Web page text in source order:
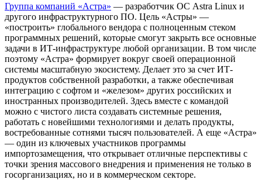
Группа компаний «Астра» — разработчик ОС Astra Linux и
другого инфраструктурного ПО. Цель «Астры» —
«построить» глобального вендора с полноценным стеком
программных решений, которые смогут закрыть все основные
задачи в ИТ-инфраструктуре любой организации. В том числе
поэтому «Астра» формирует вокруг своей операционной
системы масштабную экосистему. Делает это за счет ИТ-
продуктов собственной разработки, а также обеспечивая
интеграцию с софтом и «железом» других российских и
иностранных производителей. Здесь вместе с командой
можно с чистого листа создавать системные решения,
работать с новейшими технологиями и делать продукты,
востребованные сотнями тысяч пользователей. А еще «Астра»
— один из ключевых участников программы
импортозамещения, что открывает отличные перспективы с
точки зрения массового внедрения и применения не только в
госорганизациях, но и в коммерческом секторе.